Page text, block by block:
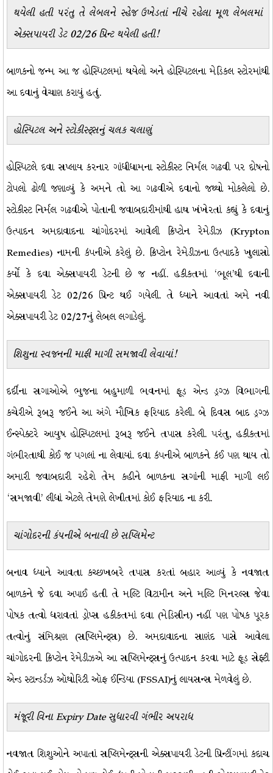
થયેલી હતી પરંતુ તે લેબલને સ્હેજ ઉખેડતાં નીચે રહેલા મૂળ લેબલમાં
એક્સપાયરી ડેટ 02/26 પ્રિન્ટ થયેલી હતી!
બાળકનો જન્મ આ જ હોસ્પિટલમાં થયેલો અને હોસ્પિટલના મેડિકલ સ્ટોરમાંથી
આ દવાનું વેચાણ કરાયું હતું.
હોસ્પિટલ અને સ્ટોકીસ્ટ્સનું ચલક ચલાણું
હોસ્પિટલે દવા સપ્લાય કરનાર ગાંધીધામના સ્ટોકીસ્ટ નિર્મલ ગઢવી પર દોષનો
ટોપલો ઢોળી જણાવ્યું કે અમને તો આ ગઢવીએ દવાનો જથ્થો મોકલેલો છે.
સ્ટોકીસ્ટ નિર્મલ ગઢવીએ પોતાની જવાબદારીમાંથી હાથ ખંખેરતાં કહ્યું કે દવાનું
ઉત્પાદન અમદાવાદના ચાંગોદરમાં આવેલી ક્રિપ્ટોન રેમેડીઝ (Krypton
Remedies) નામની કંપનીએ કરેલું છે. ક્રિપ્ટોન રેમેડીઝના ઉત્પાદકે ખુલાસો
કર્યો કે દવા એક્સપાયરી ડેટની છે જ નહીં. હકીકતમાં ‘ભૂલ’થી દવાની
એક્સપાયરી ડેટ 02/26 પ્રિન્ટ થઈ ગયેલી. તે ધ્યાને આવતાં અમે નવી
એક્સપાયરી ડેટ 02/27નું લેબલ લગાડેલું.
શિશુના સ્વજનની માફી માગી સમજાવી લેવાયાં!
દર્દીના સગાઓએ ભુજના બહુમાળી ભવનમાં ફૂડ એન્ડ ડ્રગ્ઝ વિભાગની
કચેરીએ રૂબરૂ જઈને આ અંગે મૌખિક ફરિયાદ કરેલી. બે દિવસ બાદ ડ્રગ્ઝ
ઈન્સ્પેક્ટરે આયુષ હોસ્પિટલમાં રૂબરૂ જઈને તપાસ કરેલી. પરંતુ, હકીકતમાં
ગંભીરતાથી કોઈ જ પગલાં ના લેવાયાં. દવા કંપનીએ બાળકને કંઈ પણ થાય તો
અમારી જવાબદારી રહેશે તેમ કહીને બાળકના સગાંની માફી માગી લઈ
‘સમજાવી’ લીધાં એટલે તેમણે લેખીતમાં કોઈ ફરિયાદ ના કરી.
ચાંગોદરની કંપનીએ બનાવી છે સપ્લિમેન્ટ
બનાવ ધ્યાને આવતા કચ્છખબરે તપાસ કરતાં બહાર આવ્યું કે નવજાત
બાળકને જે દવા અપાઈ હતી તે મલ્ટિ વિટામીન અને મલ્ટિ મિનરલ્સ જેવા
પોષક તત્વો ધરાવતાં ડ્રોપ્સ હકીકતમાં દવા (મેડિસીન) નહીં પણ પોષક પૂરક
તત્વોનું સંમિશ્રણ (સપ્લિમેન્ટ્સ) છે. અમદાવાદના સાણંદ પાસે આવેલા
ચાંગોદરની ક્રિપ્ટોન રેમેડીઝએ આ સપ્લિમેન્ટ્સનું ઉત્પાદન કરવા માટે ફૂડ સેફ્ટી
એન્ડ સ્ટાન્ડર્ડઝ ઑથોરિટી ઑફ ઈન્ડિયા (FSSAI)નું લાયસન્સ મેળવેલું છે.
મંજૂરી વિનાExpiry Dateસુધારવી ગંભીર અપરાધ
નવજાત શિશુઓને અપાતાં સપ્લિમેન્ટ્સની એક્સપાયરી ડેટની પ્રિન્ટીંગમાં કદાચ